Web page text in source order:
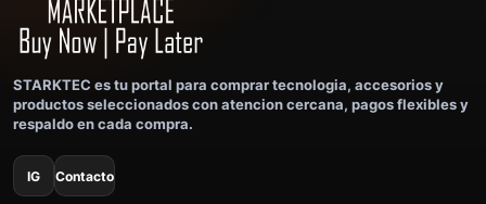
STARKTEC es tu portal para comprar tecnologia, accesorios y
productos seleccionados con atencion cercana, pagos flexibles y
respaldo en cada compra.
IG Contacto